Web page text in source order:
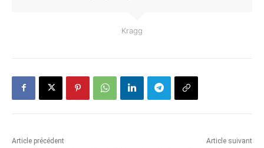
Kragg
Article précédent Article suivant